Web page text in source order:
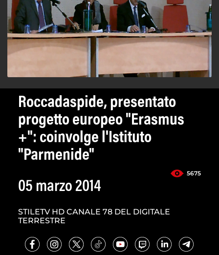
Roccadaspide, presentato
progetto europeo "Erasmus
+": coinvolge l'Istituto
"Parmenide"
5675
05 marzo 2014
STILETV HD CANALE 78 DEL DIGITALE
TERRESTRE